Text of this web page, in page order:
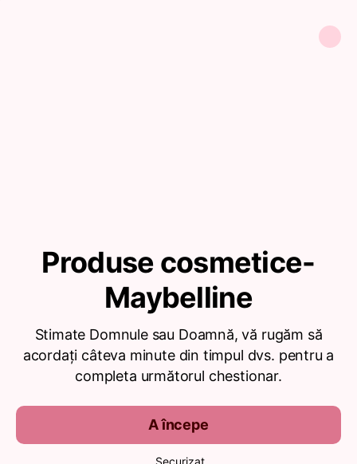
Produse cosmetice-
Maybelline
Stimate Domnule sau Doamnă, vă rugăm să
acordați câteva minute din timpul dvs. pentru a
completa următorul chestionar.
A începe
Securizat